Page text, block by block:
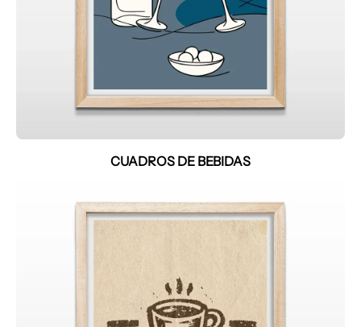
CUADROS DE BEBIDAS